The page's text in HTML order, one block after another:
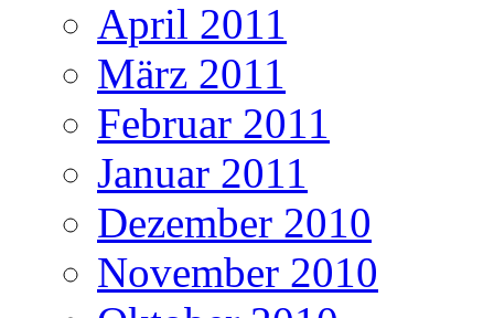
April 2011
März 2011
Februar 2011
Januar 2011
Dezember 2010
November 2010